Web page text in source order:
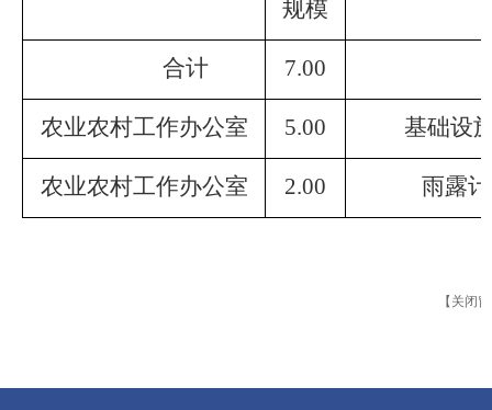
规模
合计 7.00
农业农村工作办公室 5.00 基础设
农业农村工作办公室 2.00 雨露
【关闭